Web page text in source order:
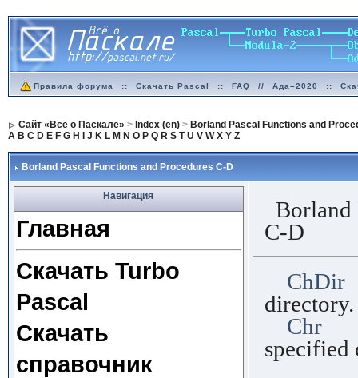
Правила форума :: Скачать Pascal :: FAQ // Ада–2020 ::
Сайт «Всё о Паскале» > Index (en)> Borland Pascal Functions and
A B C D E F G H J K L M N O P Q R S T U V W X Y Z
Borland Pascal Functions and Procedures C-D
Навигация
Главная
Скачать Turbo
Pascal
Скачать
справочник
Borland
C-D
ChDir
directory.
Chr
specified